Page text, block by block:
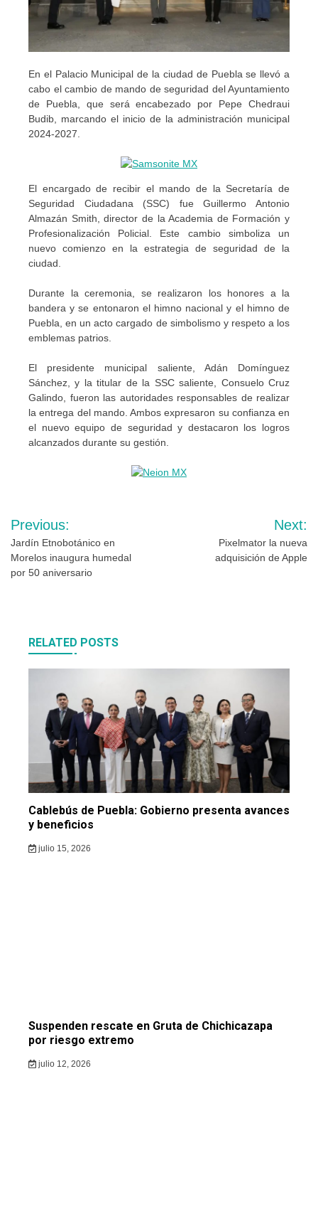
En el Palacio Municipal de la ciudad de Puebla se llevó a
cabo el cambio de mando de seguridad del Ayuntamiento
de Puebla, que será encabezado por Pepe Chedraui
Budib, marcando el inicio de la administración municipal
2024-2027.
El encargado de recibir el mando de la Secretaría de
Seguridad Ciudadana (SSC) fue Guillermo Antonio
Almazán Smith, director de la Academia de Formación y
Profesionalización Policial. Este cambio simboliza un
nuevo comienzo en la estrategia de seguridad de la
ciudad.
Durante la ceremonia, se realizaron los honores a la
bandera y se entonaron el himno nacional y el himno de
Puebla, en un acto cargado de simbolismo y respeto a los
emblemas patrios.
El presidente municipal saliente, Adán Domínguez
Sánchez, y la titular de la SSC saliente, Consuelo Cruz
Galindo, fueron las autoridades responsables de realizar
la entrega del mando. Ambos expresaron su confianza en
el nuevo equipo de seguridad y destacaron los logros
alcanzados durante su gestión.
Navegación
de
entradas
Previous:
Jardín Etnobotánico en
Morelos inaugura humedal
por 50 aniversario
Next:
Pixelmator la nueva
adquisición de Apple
RELATED POSTS
Cablebús de Puebla: Gobierno presenta avances
y beneficios
julio 15, 2026
Suspenden rescate en Gruta de Chichicazapa
por riesgo extremo
julio 12, 2026